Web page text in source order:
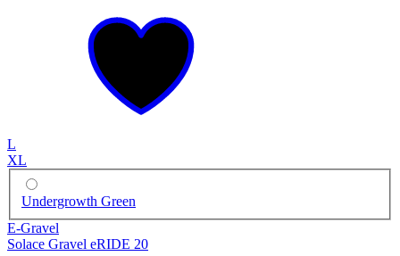
L
XL
Undergrowth Green
E-Gravel
Solace Gravel eRIDE 20